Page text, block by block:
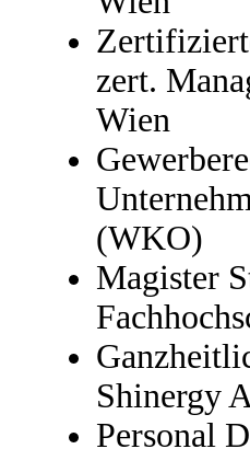
zert.
Wien
(WKO)
Magister
Shinergy
Personal